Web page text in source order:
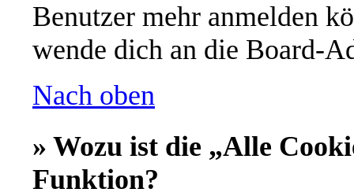
Benutzer mehr anmelden
wende dich an die Board-
Nach oben
» Wozu ist die „Alle
Funktion?